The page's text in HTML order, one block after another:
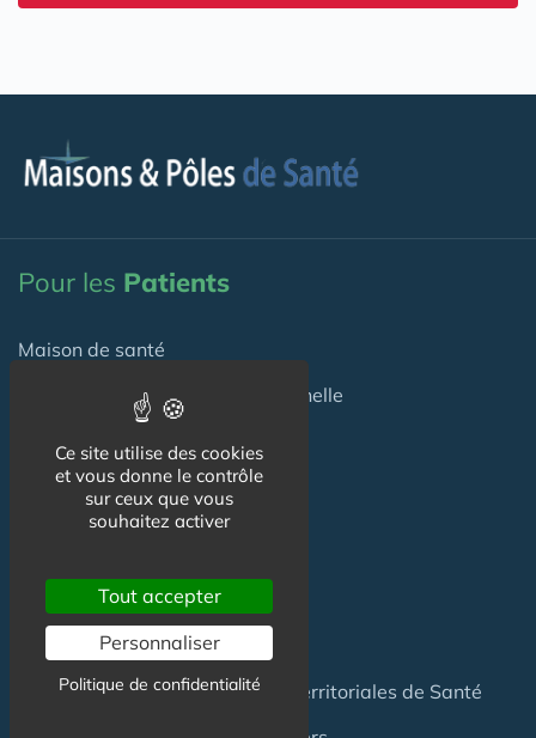
Pour les Patients
Maison de santé
Maison de santé pluriprofessionnelle
Pôle de Santé
Maison de naissance
Centre de Soins et de Prévention
Communauté Professionnelles Territoriales de Santé
Ce site utilise des cookies
et vous donne le contrôle
sur ceux que vous
souhaitez activer
Tout accepter
Personnaliser
Politique de confidentialité